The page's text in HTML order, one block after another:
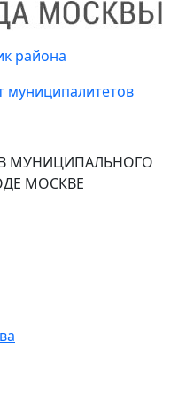
МУНИЦИПАЛЬНОГО
МОСКВЕ